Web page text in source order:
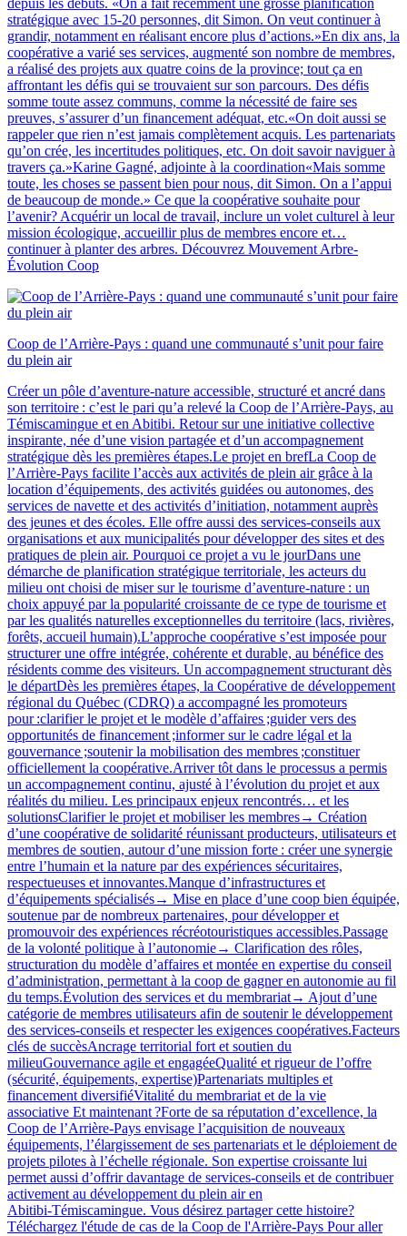
depuis les débuts. «On a fait récemment une grosse planification
stratégique avec 15-20 personnes, dit Simon. On veut continuer à
grandir, notamment en réalisant encore plus d’actions.»En dix ans, la
coopérative a varié ses services, augmenté son nombre de membres,
a réalisé des projets aux quatre coins de la province; tout ça en
affrontant les défis qui se trouvaient sur son parcours. Des défis
somme toute assez communs, comme la nécessité de faire ses
preuves, s’assurer d’un financement adéquat, etc.«On doit aussi se
rappeler que rien n’est jamais complètement acquis. Les partenariats
qu’on crée, les incertitudes politiques, etc. On doit savoir naviguer à
travers ça.»Karine Gagné, adjointe à la coordination«Mais somme
toute, les choses se passent bien pour nous, dit Simon. On a l’appui
de beaucoup de monde.» Ce que la coopérative souhaite pour
l’avenir? Acquérir un local de travail, inclure un volet culturel à leur
mission écologique, accueillir plus de membres encore et…
continuer à planter des arbres. Découvrez Mouvement Arbre-
Évolution Coop
Coop de l’Arrière-Pays : quand une communauté s’unit pour faire
du plein air
Créer un pôle d’aventure-nature accessible, structuré et ancré dans
son territoire : c’est le pari qu’a relevé la Coop de l’Arrière-Pays, au
Témiscamingue et en Abitibi. Retour sur une initiative collective
inspirante, née d’une vision partagée et d’un accompagnement
stratégique dès les premières étapes.Le projet en brefLa Coop de
l’Arrière-Pays facilite l’accès aux activités de plein air grâce à la
location d’équipements, des activités guidées ou autonomes, des
services de navette et des activités d’initiation, notamment auprès
des jeunes et des écoles. Elle offre aussi des services‑conseils aux
organisations et aux municipalités pour développer des sites et des
pratiques de plein air. Pourquoi ce projet a vu le jourDans une
démarche de planification stratégique territoriale, les acteurs du
milieu ont choisi de miser sur le tourisme d’aventure‑nature : un
choix appuyé par la popularité croissante de ce type de tourisme et
par les qualités naturelles exceptionnelles du territoire (lacs, rivières,
forêts, accueil humain).L’approche coopérative s’est imposée pour
structurer une offre intégrée, cohérente et durable, au bénéfice des
résidents comme des visiteurs. Un accompagnement structurant dès
le départDès les premières étapes, la Coopérative de développement
régional du Québec (CDRQ) a accompagné les promoteurs
pour :clarifier le projet et le modèle d’affaires ;guider vers des
opportunités de financement ;informer sur le cadre légal et la
gouvernance ;soutenir la mobilisation des membres ;constituer
officiellement la coopérative.Arriver tôt dans le processus a permis
un accompagnement continu, ajusté à l’évolution du projet et aux
réalités du milieu. Les principaux enjeux rencontrés… et les
solutionsClarifier le projet et mobiliser les membres→ Création
d’une coopérative de solidarité réunissant producteurs, utilisateurs et
membres de soutien, autour d’une mission forte : créer une synergie
entre l’humain et la nature par des expériences sécuritaires,
respectueuses et innovantes.Manque d’infrastructures et
d’équipements spécialisés→ Mise en place d’une coop bien équipée,
soutenue par de nombreux partenaires, pour développer et
promouvoir des expériences récréotouristiques accessibles.Passage
de la volonté politique à l’autonomie→ Clarification des rôles,
structuration du modèle d’affaires et montée en expertise du conseil
d’administration, permettant à la coop de gagner en autonomie au fil
du temps.Évolution des services et du membrariat→ Ajout d’une
catégorie de membres utilisateurs afin de soutenir le développement
des services‑conseils et respecter les exigences coopératives.Facteurs
clés de succèsAncrage territorial fort et soutien du
milieuGouvernance agile et engagéeQualité et rigueur de l’offre
(sécurité, équipements, expertise)Partenariats multiples et
financement diversifiéVitalité du membrariat et de la vie
associative Et maintenant ?Forte de sa réputation d’excellence, la
Coop de l’Arrière-Pays envisage l’acquisition de nouveaux
équipements, l’élargissement de ses partenariats et le déploiement de
projets pilotes à l’échelle régionale. Son expertise croissante lui
permet aussi d’offrir davantage de services‑conseils et de contribuer
activement au développement du plein air en
Abitibi‑Témiscamingue. Vous désirez partager cette histoire?
Téléchargez l'étude de cas de la Coop de l'Arrière-Pays Pour aller